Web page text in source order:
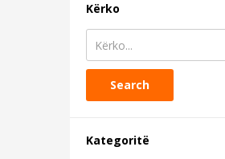
Kërko
Search
Kategoritë